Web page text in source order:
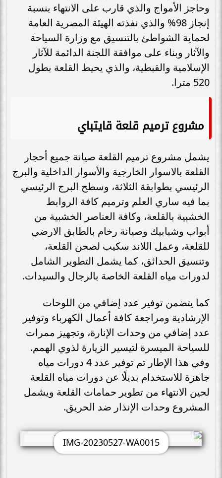
وحاجز الأمواج والذي قارب على الانتهاء بنسبة
إنجاز 98% والذي نفذته الهيئة المصرية العامة
لحماية الشواطئ بالتنسيق مع وزارة السياحة
والآثار وبناء على موافقة اللجنة الدائمة للآثار
الإسلامية والقبطية، والذي يحيط القلعة بطول
520 مترا.
مشروع ترميم قلعة قايتباي
يشمل مشروع ترميم القلعة صيانة جميع أحجار
القلعة بالاسوار الخارجية والأسوار الداخلية والبرج
الرئيسي بطوابقة الثلاثة، وسطح البرج الرئيسي
بما فيه ساري العلم وترميم كافة الروابط
الخشبية بالقلعة، وكافة العناصر الخشبية من
أبواب وشبابيك وصيانة رخام بالطابق الارضي
للقلعة، وعمل اللاند سكيب لصحن القلعة،
وتنسيق الحدائق، كما يشمل التطوير الشامل
لدورات مياه القلعة الخاصة بالرجال والسيدات.
كما يتضمن توفير عدد إضافي من اللوحات
الإرشادية ومراجعة كافة أعمال الكهرباء وتوفير
عدد إضافي من وحدات الإنارة، وتجهيز ممرات
للسياحة الميسرة لتيسير الزيارة لذوي الهمم.
وفي هذا الإطار تم توفير عدد 4 دورات مياه
جاهزة للاستخدام بديلًا عن دورات مياه القلعة
لحين الانتهاء من تطوير حمامات القلعة ويشمل
المشروع وحدات الإنذار ضد الحريق.
IMG-20230527-WA0015